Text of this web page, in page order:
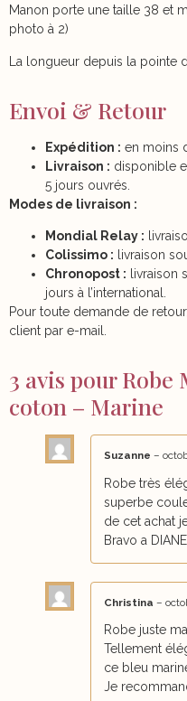
Manon porte une taille 38 et
photo à 2)
La longueur depuis la pointe
Envoi & Retour
Expédition : en moins
Livraison : disponible
5 jours ouvrés.
Modes de livraison :
Mondial Relay :
Colissimo : livraison
Chronopost : livraison
jours à l’international.
Pour toute demande de
client par e-mail.
3 avis pourRobe
coton – Marine
Suzanne –
Robe très
superbe
de cet achat
Bravo a
Christina –
Robe juste
Tellement
ce bleu
Je